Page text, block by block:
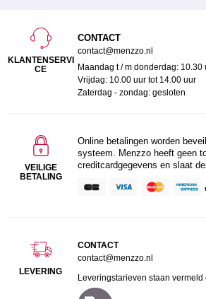
KLANTENSERVI
CE
CONTACT
contact@menzzo.nl
Maandag t / m donderdag: 10.30
Vrijdag: 10.00 uur tot 14.00 uur
Zaterdag - zondag: gesloten
VEILIGE
BETALING
Online betalingen worden
systeem. Menzzo heeft geen
creditcardgegevens en slaat
LEVERING
CONTACT
contact@menzzo.nl
Leveringstarieven staan